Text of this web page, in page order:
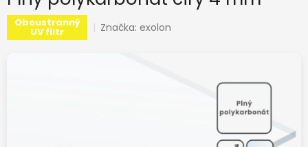
Oboustranný
UV filtr Značka: exolon